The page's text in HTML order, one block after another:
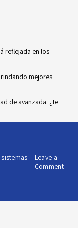
reflejada en los
mejores
de avanzada. ¿Te
sistemas
Leave a
Commenton